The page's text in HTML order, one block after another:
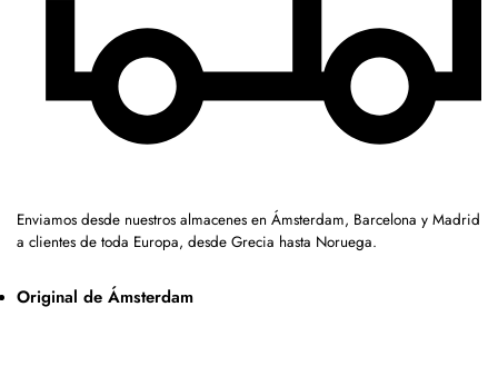
Enviamos desde nuestros almacenes en Ámsterdam, Barcelona y Madrid
a clientes de toda Europa, desde Grecia hasta Noruega.
Original de Ámsterdam